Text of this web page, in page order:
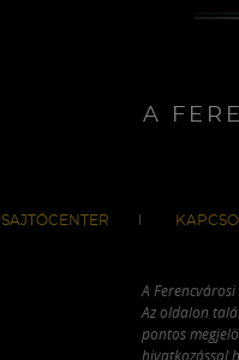
A
SAJTÓCENTER
A
Az oldalon
pontos
hivatkozással